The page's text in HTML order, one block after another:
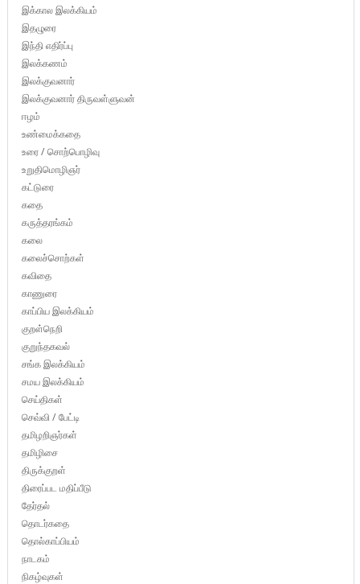
இக்கால இலக்கியம்
இதழுரை
இந்தி எதிர்ப்பு
இலக்கணம்
இலக்குவனார்
இலக்குவனார் திருவள்ளுவன்
ஈழம்
உண்மைக்கதை
உரை / சொற்பொழிவு
உறுதிமொழிஞர்
கட்டுரை
கதை
கருத்தரங்கம்
கலை
கலைச்சொற்கள்
கவிதை
காணுரை
காப்பிய இலக்கியம்
குறள்நெறி
குறுந்தகவல்
சங்க இலக்கியம்
சமய இலக்கியம்
செய்திகள்
செவ்வி / பேட்டி
தமிழறிஞர்கள்
தமிழிசை
திருக்குறள்
திரைப்பட மதிப்பீடு
தேர்தல்
தொடர்கதை
தொல்காப்பியம்
நாடகம்
நிகழ்வுகள்